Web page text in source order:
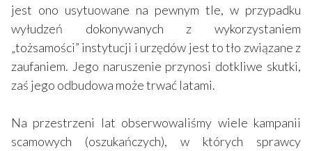
jest ono usytuowane na pewnym tle, w przypadku
wyłudzeń dokonywanych z wykorzystaniem
„tożsamości” instytucji i urzędów jest to tło związane z
zaufaniem. Jego naruszenie przynosi dotkliwe skutki,
zaś jego odbudowa może trwać latami.
Na przestrzeni lat obserwowaliśmy wiele kampanii
scamowych (oszukańczych), w których sprawcy